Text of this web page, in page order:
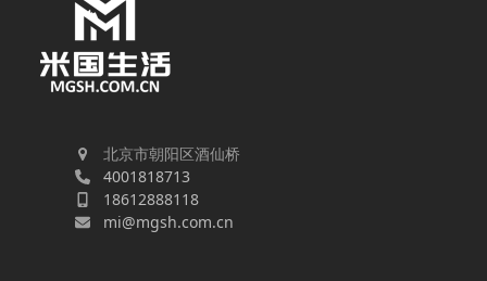
北京市朝阳区酒仙桥
4001818713
18612888118
mi@mgsh.com.cn